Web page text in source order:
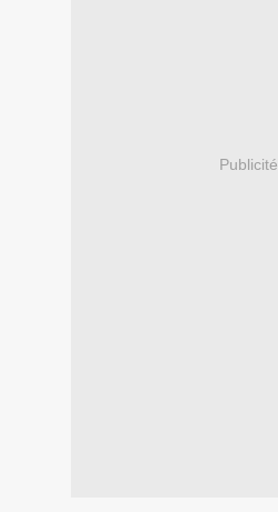
Publicité